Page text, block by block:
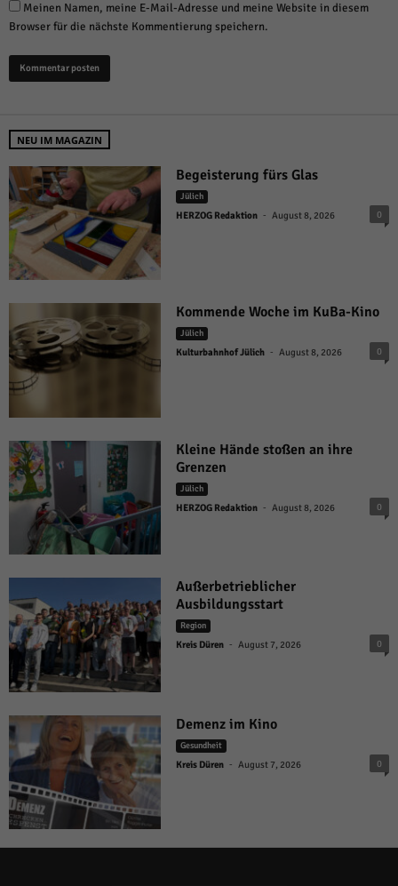
Meinen Namen, meine E-Mail-Adresse und meine Website in diesem
Browser für die nächste Kommentierung speichern.
NEU IM MAGAZIN
Begeisterung fürs Glas
Jülich
HERZOG Redaktion - August 8, 2026 0
Kommende Woche im KuBa-Kino
Jülich
Kulturbahnhof Jülich - August 8, 2026 0
Kleine Hände stoßen an ihre
Grenzen
Jülich
HERZOG Redaktion - August 8, 2026 0
Außerbetrieblicher
Ausbildungsstart
Region
Kreis Düren - August 7, 2026 0
Demenz im Kino
Gesundheit
Kreis Düren - August 7, 2026 0